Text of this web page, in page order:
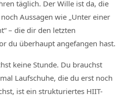
täglich. Der Wille ist da, die
Aussagen wie „Unter einer
– die dir den letzten
du überhaupt angefangen hast.
keine Stunde. Du brauchst
Laufschuhe, die du erst noch
ist ein strukturiertes HIIT-